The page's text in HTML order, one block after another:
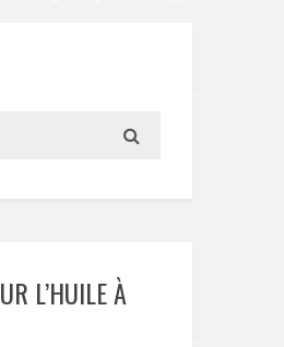
L’HUILE À